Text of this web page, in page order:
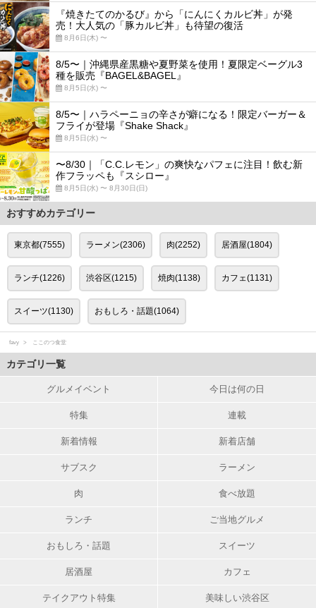
『焼きたてのかるび』から「にんにくカルビ丼」が発
売！大人気の「豚カルビ丼」も待望の復活
8月6日(木) 〜
8/5〜｜沖縄県産黒糖や夏野菜を使用！夏限定ベーグル3
種を販売『BAGEL&BAGEL』
8月5日(水) 〜
8/5〜｜ハラペーニョの辛さが癖になる！限定バーガー＆
フライが登場『Shake Shack』
8月5日(水) 〜
〜8/30｜「C.C.レモン」の爽快なパフェに注目！飲む新
作フラッペも『スシロー』
8月5日(水) 〜 8月30日(日)
おすすめカテゴリー
東京都(7555) ラーメン(2306) 肉(2252) 居酒屋(1804)
ランチ(1226) 渋谷区(1215) 焼肉(1138) カフェ(1131)
スイーツ(1130) おもしろ・話題(1064)
favy ここのつ食堂
カテゴリ一覧
グルメイベント 今日は何の日
特集 連載
新着情報 新着店舗
サブスク ラーメン
肉 食べ放題
ランチ ご当地グルメ
おもしろ・話題 スイーツ
居酒屋 カフェ
テイクアウト特集 美味しい渋谷区